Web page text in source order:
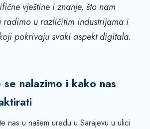
vještine i znanje, što nam
radimo u različitim industrijama i
pokrivaju svaki aspekt digitala.
se nalazimo i kako nas
nas u našem uredu u Sarajevu u ulici